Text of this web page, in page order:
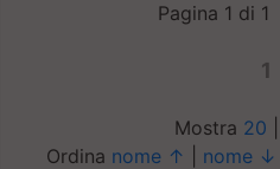
Pagina 1 di 1
1
Mostra 20
Ordina nome ↑ nome ↓